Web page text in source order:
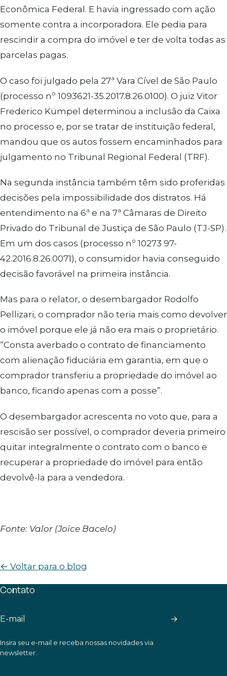
Econômica Federal. E havia ingressado com ação
somente contra a incorporadora. Ele pedia para
rescindir a compra do imóvel e ter de volta todas as
parcelas pagas.
O caso foi julgado pela 27ª Vara Cível de São Paulo
(processo nº 1093621-35.2017.8.26.0100). O juiz Vitor
Frederico Kümpel determinou a inclusão da Caixa
no processo e, por se tratar de instituição federal,
mandou que os autos fossem encaminhados para
julgamento no Tribunal Regional Federal (TRF).
Na segunda instância também têm sido proferidas
decisões pela impossibilidade dos distratos. Há
entendimento na 6ª e na 7ª Câmaras de Direito
Privado do Tribunal de Justiça de São Paulo (TJ-SP).
Em um dos casos (processo nº 10273 97-
42.2016.8.26.0071), o consumidor havia conseguido
decisão favorável na primeira instância.
Mas para o relator, o desembargador Rodolfo
Pellizari, o comprador não teria mais como devolver
o imóvel porque ele já não era mais o proprietário.
“Consta averbado o contrato de financiamento
com alienação fiduciária em garantia, em que o
comprador transferiu a propriedade do imóvel ao
banco, ficando apenas com a posse”.
O desembargador acrescenta no voto que, para a
rescisão ser possível, o comprador deveria primeiro
quitar integralmente o contrato com o banco e
recuperar a propriedade do imóvel para então
devolvê-la para a vendedora.
Fonte: Valor (Joice Bacelo)
← Voltar para o blog
Contato
→
Insira seu e-mail e receba nossas novidades via
newsletter.